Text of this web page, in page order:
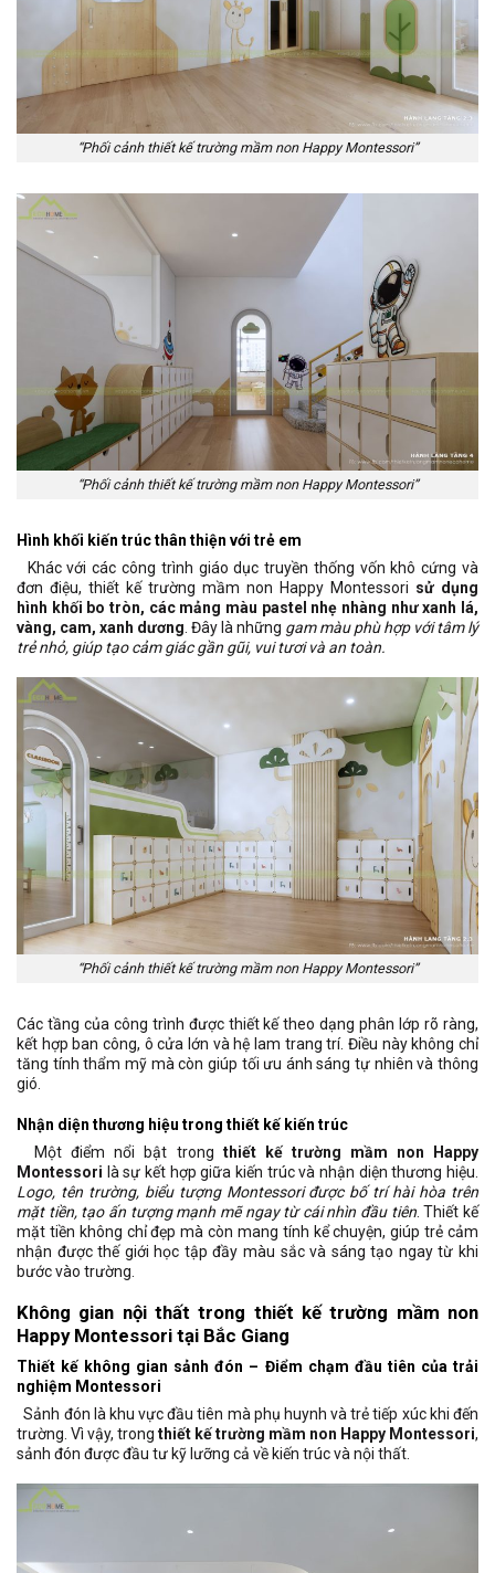
“Phối cảnh thiết kế trường mầm non Happy Montessori”
“Phối cảnh thiết kế trường mầm non Happy Montessori”
Hình khối kiến trúc thân thiện với trẻ em
Khác với các công trình giáo dục truyền thống vốn khô cứng và
đơn điệu, thiết kế trường mầm non Happy Montessori sử dụng
hình khối bo tròn, các mảng màu pastel nhẹ nhàng như xanh lá,
vàng, cam, xanh dương. Đây là những gam màu phù hợp với tâm lý
trẻ nhỏ, giúp tạo cảm giác gần gũi, vui tươi và an toàn.
“Phối cảnh thiết kế trường mầm non Happy Montessori”
Các tầng của công trình được thiết kế theo dạng phân lớp rõ ràng,
kết hợp ban công, ô cửa lớn và hệ lam trang trí. Điều này không chỉ
tăng tính thẩm mỹ mà còn giúp tối ưu ánh sáng tự nhiên và thông
gió.
Nhận diện thương hiệu trong thiết kế kiến trúc
Một điểm nổi bật trong thiết kế trường mầm non Happy
Montessori là sự kết hợp giữa kiến trúc và nhận diện thương hiệu.
Logo, tên trường, biểu tượng Montessori được bố trí hài hòa trên
mặt tiền, tạo ấn tượng mạnh mẽ ngay từ cái nhìn đầu tiên. Thiết kế
mặt tiền không chỉ đẹp mà còn mang tính kể chuyện, giúp trẻ cảm
nhận được thế giới học tập đầy màu sắc và sáng tạo ngay từ khi
bước vào trường.
Không gian nội thất trong thiết kế trường mầm non
Happy Montessori tại Bắc Giang
Thiết kế không gian sảnh đón – Điểm chạm đầu tiên của trải
nghiệm Montessori
Sảnh đón là khu vực đầu tiên mà phụ huynh và trẻ tiếp xúc khi đến
trường. Vì vậy, trong thiết kế trường mầm non Happy Montessori,
sảnh đón được đầu tư kỹ lưỡng cả về kiến trúc và nội thất.